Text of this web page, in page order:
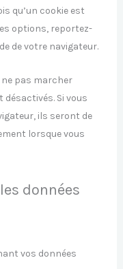
qu’un cookie est
options, reportez-
de votre navigateur.
ne pas marcher
Si vous
ils seront de
lorsque vous
données
vos données